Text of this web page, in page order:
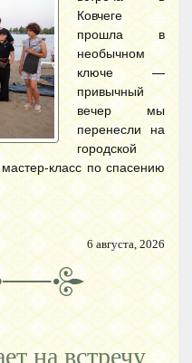
Ковчеге
прошла в
необычном
ключе —
привычный
вечер мы
перенесли на
городской
класс по спасению
6 августа, 2026
на встречу